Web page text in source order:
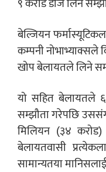
बेल्जियन
कम्पनी नोभाभ्याक्सले
खोप बेलायतले लिने
यो सहित बेलायतले
सम्झौता गरेपछि
मिलियन (३४
बेलायतवासी
सामान्यतया